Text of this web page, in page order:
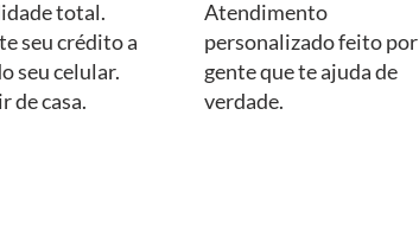
total.
seu crédito a
seu celular.
de casa.
Atendimento
personalizado feito por
gente que te ajuda de
verdade.